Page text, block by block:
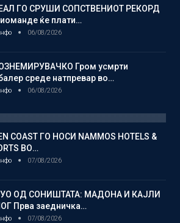
ГО СРУШИ СОПСТВЕНИОТ РЕКОРД
ќе плати…
06/08/2026
Гром усмрти
среде натпревар во…
06/08/2026
COAST ГО НОСИ NAMMOS HOTELS &
ВО…
07/08/2026
ОД СОНИШТАТА: МАДОНА И КАЈЛИ
Прва заедничка…
07/08/2026